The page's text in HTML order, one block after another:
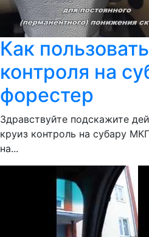
Как
контроля на
форестер
Здравствуйте подскажите
круиз контроль на субару
на...